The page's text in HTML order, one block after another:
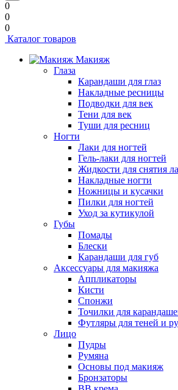
0
0
0
Каталог товаров
Макияж
Глаза
Карандаши для глаз
Накладные ресницы
Подводки для век
Тени для век
Туши для ресниц
Ногти
Лаки для ногтей
Гель-лаки для ногтей
Жидкости для снятия
Накладные ногти
Ножницы и кусачки
Пилки для ногтей
Уход за кутикулой
Губы
Помады
Блески
Карандаши для губ
Аксессуары для макияжа
Аппликаторы
Кисти
Спонжи
Точилки для
Футляры для теней и
Лицо
Пудры
Румяна
Основы под макияж
Бронзаторы